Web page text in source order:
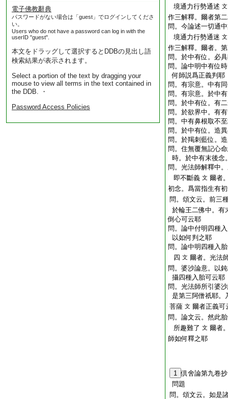
電子佛教辭典
パスワードがない場合は「guest」でログインしてくださ
い。
Users who do not have a password can log in with the
userID "guest".
本文をドラッグして選択するとDDBの見出し語
検索結果が表示されます。
Select a portion of the text by dragging your
mouse to view all terms in the text contained in
the DDB. ・
Password Access Policies
境通力行勢通述 文
作三解釋。爾者第
問。今論述一切通
境通力行勢通迷 文
作三解釋。爾者。
問。於中有位。必
問。論中明中有位
何師説爲正義判耶
問。有宗意。中有
問。有宗意。於中
問。於中有位。有
問。於欲界中。有
問。中有鼻根取不
問。於中有位。造
問。於羯刺藍位。
問。住無覆無記心
時。於中有末後念
問。光法師解釋中
即不斷義 文 爾者
初念。爲當指生有
問。頌文云。前三
於輪王二佛中。有
倒心可云耶
問。論中付明四種
以如何判之耶
問。論中明四種入
四 文 爾者。光法
問。婆沙論意。以
攝四種入胎可云耶
問。光法師所引婆
是第三阿僧祇耶。
菩薩 文 爾者正義可
問。論文云。然此
所趣難了 文 爾者
師如何釋之耶
1 倶舍論第九卷抄
問題
問。頌文云。如是